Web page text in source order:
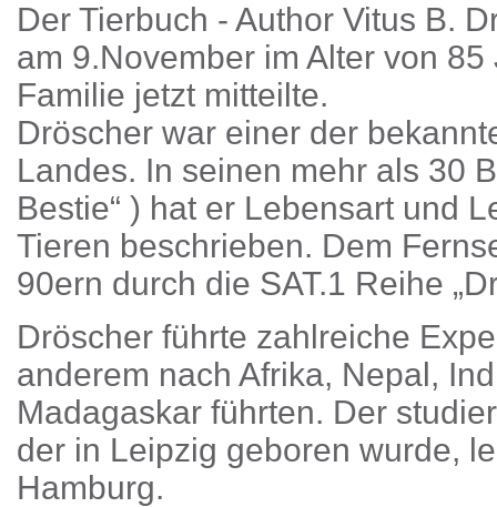
Der Tierbuch - Author Vitus B.
am 9.November im Alter von
Familie jetzt mitteilte.
Dröscher war einer der
Landes. In seinen mehr als 30
Bestie“ ) hat er Lebensart und
Tieren beschrieben. Dem
90ern durch die SAT.1 Reihe
Dröscher führte zahlreiche
anderem nach Afrika, Nepal,
Madagaskar führten. Der
der in Leipzig geboren wurde,
Hamburg.